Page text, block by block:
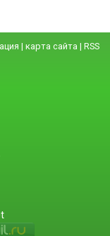
| карта сайта | RSS